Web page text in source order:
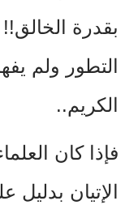
بقدرة
التطور ولم
الكريم..
فإذا كان
الإتيان